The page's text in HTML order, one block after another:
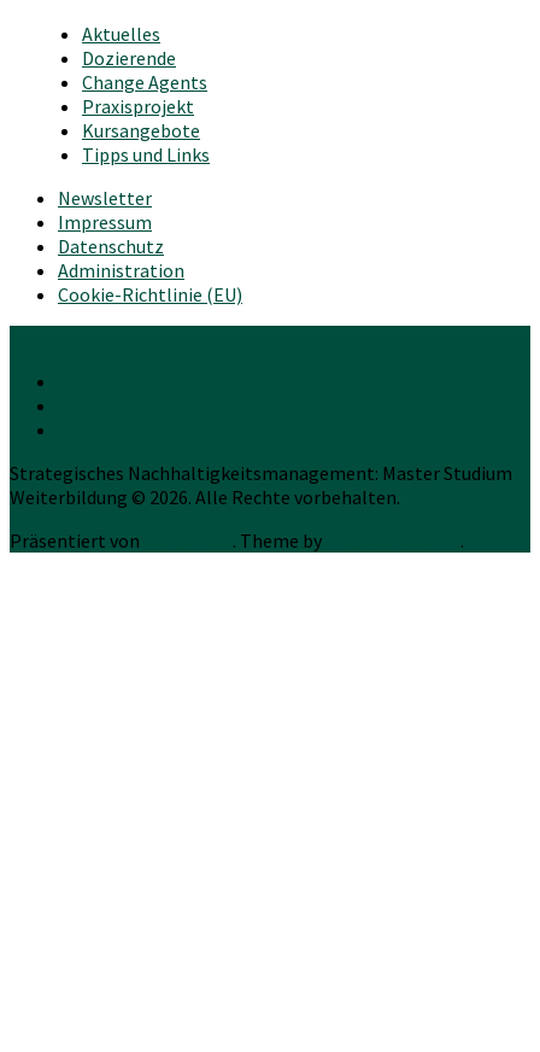
Aktuelles
Dozierende
Change Agents
Praxisprojekt
Kursangebote
Tipps und Links
Newsletter
Impressum
Datenschutz
Administration
Cookie-Richtlinie (EU)
Strategisches Nachhaltigkeitsmanagement: Master Studium
Weiterbildung © 2026. Alle Rechte vorbehalten.
Präsentiert von
. Theme by .